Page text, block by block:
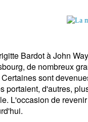
Bardot à John
de nombreux
sont
portaient, d'autres,
L'occasion de